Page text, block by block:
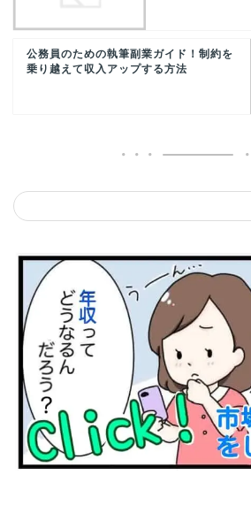
公務員のための執筆副業ガイド！制約を
乗り越えて収入アップする方法